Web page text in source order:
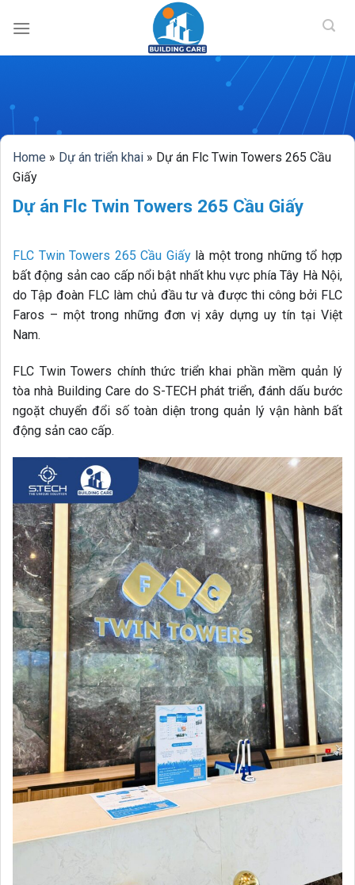
BUILDING
Home » Dự án triển khai » Dự án Flc Twin Towers 265 Cầu
Giấy
Dự án Flc Twin Towers 265 Cầu Giấy
FLC Twin Towers 265 Cầu Giấylà một trong những tổ hợp
bất động sản cao cấp nổi bật nhất khu vực phía Tây Hà Nội,
do Tập đoàn FLC làm chủ đầu tư và được thi công bởi FLC
Faros – một trong những đơn vị xây dựng uy tín tại Việt
Nam.
FLC Twin Towers chính thức triển khai phần mềm quản lý
tòa nhà Building Care do S-TECH phát triển, đánh dấu bước
ngoặt chuyển đổi số toàn diện trong quản lý vận hành bất
động sản cao cấp.